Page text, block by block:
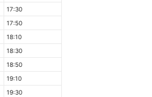
17:30
17:50
18:10
18:30
18:50
19:10
19:30